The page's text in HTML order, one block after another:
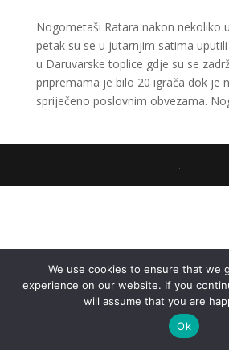
Nogometaši Ratara nakon nekoliko
petak su se u jutarnjim satima
u Daruvarske toplice gdje su se
pripremama je bilo 20 igrača dok je
spriječeno poslovnim obvezama.
.
We use cookies to ensure that we
experience on our website. If you
will assume that you are
Ok